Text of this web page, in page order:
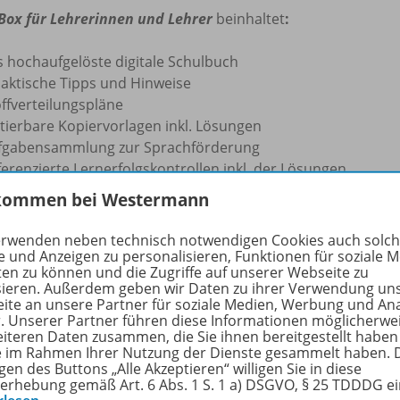
für Lehrerinnen und Lehrer beinhaltet:
hochaufgelöste digitale Schulbuch
Tipps und Hinweise
Kopiervorlagen inkl. Lösungen
zur Sprachförderung
Lernerfolgskontrollen inkl. der Lösungen
Lösungen zum Schulbuch
Aufgabengenerator
zu verschiedenen Inhalten
Übungen
kann flexibel auf PC/MAC, Tablets und Smartphones
.
Informationen zur BiBox finden Siehier.
bei Westermann
neben technisch notwendigen Cookies auch
und Anzeigen zu personalisieren, Funktionen für soziale
zu können und die Zugriffe auf unserer Webseite zu
Außerdem geben wir Daten zu ihrer Verwendung
an unsere Partner für soziale Medien, Werbung und
Unserer Partner führen diese Informationen
Daten zusammen, die Sie ihnen bereitgestellt
im Rahmen Ihrer Nutzung der Dienste gesammelt haben.
des Buttons „Alle Akzeptieren“ willigen Sie in diese
gemäß Art. 6 Abs. 1 S. 1 a) DSGVO, § 25 TDDDG